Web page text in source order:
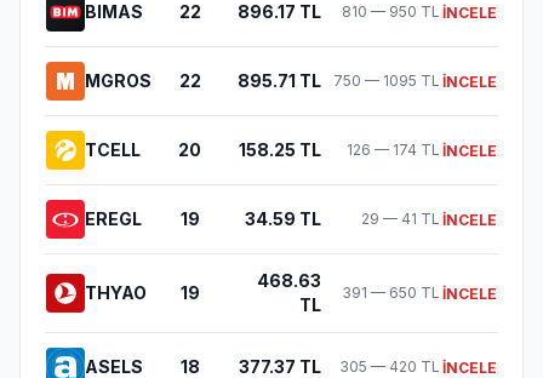
BIMAS 22 896.17 TL 810 — 950 TL İNCELE
MGROS 22 895.71 TL 750 — 1095 TL İNCELE
TCELL 20 158.25 TL 126 — 174 TL İNCELE
EREGL 19 34.59 TL 29 — 41 TL İNCELE
THYAO 19
468.63
TL
391 — 650 TL İNCELE
ASELS 18 377.37 TL 305 — 420 TL İNCELE